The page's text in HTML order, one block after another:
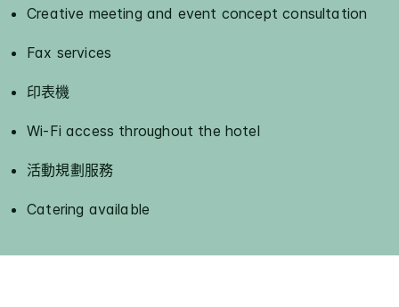
Creative meeting and event concept consultation
Fax services
印表機
Wi-Fi access throughout the hotel
活動規劃服務
Catering available